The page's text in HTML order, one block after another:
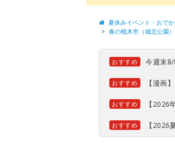
夏休みイベント・おで
春の植木市（城北公園）
おすすめ 今週末
おすすめ 【漫画
おすすめ 【2026
おすすめ 【2026